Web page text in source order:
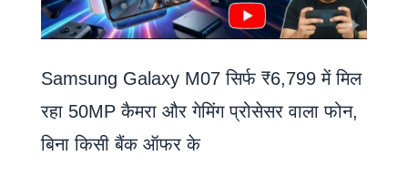
Samsung Galaxy M07 सिर्फ ₹6,799 में मिल
रहा 50MP कैमरा और गेमिंग प्रोसेसर वाला फोन,
बिना किसी बैंक ऑफर के